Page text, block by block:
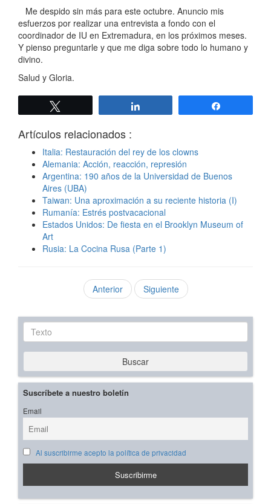
Me despido sin más para este octubre. Anuncio mis
esfuerzos por realizar una entrevista a fondo con el
coordinador de IU en Extremadura, en los próximos meses.
Y pienso preguntarle y que me diga sobre todo lo humano y
divino.
Salud y Gloria.
Artículos relacionados :
Italia: Restauración del rey de los clowns
Alemania: Acción, reacción, represión
Argentina: 190 años de la Universidad de Buenos
Aires (UBA)
Taiwan: Una aproximación a su reciente historia (I)
Rumanía: Estrés postvacacional
Estados Unidos: De fiesta en el Brooklyn Museum of
Art
Rusia: La Cocina Rusa (Parte 1)
Anterior Siguiente
Texto
Buscar
Suscríbete a nuestro boletín
Email
Al suscribirme acepto la política de privacidad